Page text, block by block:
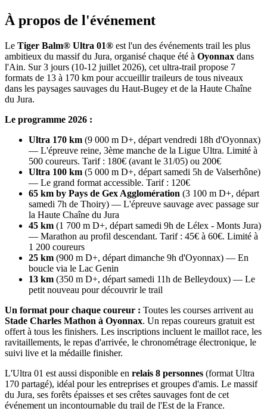
À propos de l'événement
Le Tiger Balm® Ultra 01® est l'un des événements trail les plus
ambitieux du massif du Jura, organisé chaque été à Oyonnax dans
l'Ain. Sur 3 jours (10-12 juillet 2026), cet ultra-trail propose 7
formats de 13 à 170 km pour accueillir traileurs de tous niveaux
dans les paysages sauvages du Haut-Bugey et de la Haute Chaîne
du Jura.
Le programme 2026 :
Ultra 170 km (9 000 m D+, départ vendredi 18h d'Oyonnax)
— L'épreuve reine, 3ème manche de la Ligue Ultra. Limité à
500 coureurs. Tarif : 180€ (avant le 31/05) ou 200€
Ultra 100 km (5 000 m D+, départ samedi 5h de Valserhône)
— Le grand format accessible. Tarif : 120€
65 km by Pays de Gex Agglomération (3 100 m D+, départ
samedi 7h de Thoiry) — L'épreuve sauvage avec passage sur
la Haute Chaîne du Jura
45 km (1 700 m D+, départ samedi 9h de Lélex - Monts Jura)
— Marathon au profil descendant. Tarif : 45€ à 60€. Limité à
1 200 coureurs
25 km (900 m D+, départ dimanche 9h d'Oyonnax) — En
boucle via le Lac Genin
13 km (350 m D+, départ samedi 11h de Belleydoux) — Le
petit nouveau pour découvrir le trail
Un format pour chaque coureur : Toutes les courses arrivent au
Stade Charles Mathon à Oyonnax. Un repas coureurs gratuit est
offert à tous les finishers. Les inscriptions incluent le maillot race, les
ravitaillements, le repas d'arrivée, le chronométrage électronique, le
suivi live et la médaille finisher.
L'Ultra 01 est aussi disponible en relais 8 personnes (format Ultra
170 partagé), idéal pour les entreprises et groupes d'amis. Le massif
du Jura, ses forêts épaisses et ses crêtes sauvages font de cet
événement un incontournable du trail de l'Est de la France.